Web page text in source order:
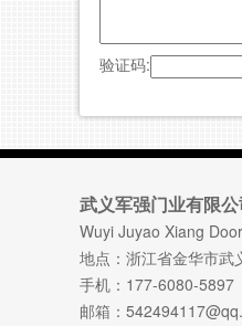
验证码:
武义军强门业有限公
Wuyi Juyao Xiang
地点：浙江省金华市武
手机：177-6080-5897
邮箱：